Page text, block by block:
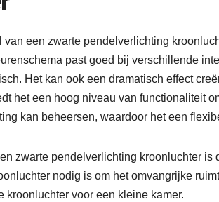
van een zwarte pendelverlichting
past goed bij verschillende
Het kan ook een dramatisch effect
het een hoog niveau van functionaliteit
kan beheersen, waardoor het een
zwarte pendelverlichting kroonluchter
nodig is om het omvangrijke
kroonluchter voor een kleine kamer.